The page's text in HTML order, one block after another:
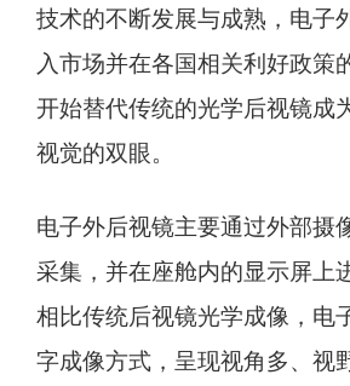
技术的不断发展与成熟，电子
入市场并在各国相关利好政策
开始替代传统的光学后视镜成
视觉的双眼。
电子外后视镜主要通过外部摄
采集，并在座舱内的显示屏上
相比传统后视镜光学成像，电
字成像方式，呈现视角多、视